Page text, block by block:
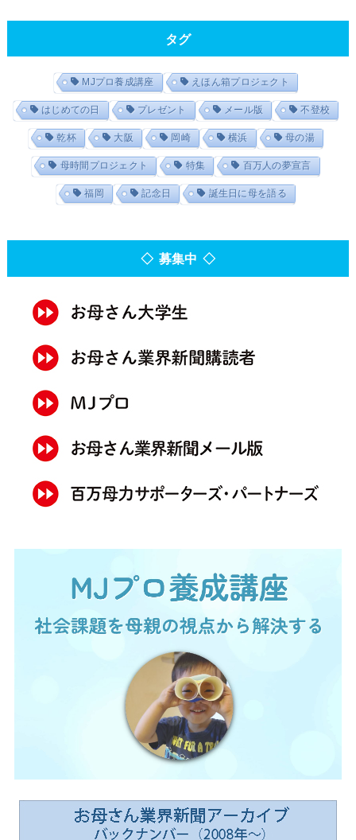
タグ
MJプロ養成講座 えほん箱プロジェクト
はじめての日 プレゼント メール版 不登校
乾杯 大阪 岡崎 横浜 母の湯
母時間プロジェクト 特集 百万人の夢宣言
福岡 記念日 誕生日に母を語る
◇ 募集中 ◇